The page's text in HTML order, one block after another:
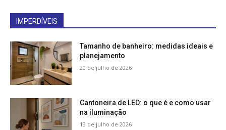
IMPERDÍVEIS
Tamanho de banheiro: medidas ideais e
planejamento
20 de julho de 2026
Cantoneira de LED: o que é e como usar
na iluminação
13 de julho de 2026